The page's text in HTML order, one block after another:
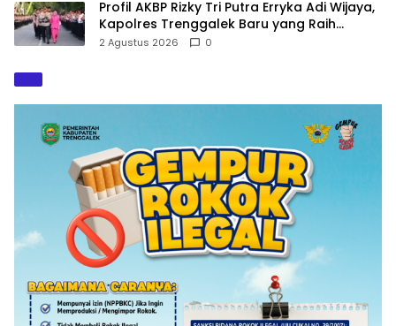
Profil AKBP Rizky Tri Putra Erryka Adi Wijaya,
Kapolres Trenggalek Baru yang Raih
Hattrick Pin Emas Kapolri
2 Agustus 2026 0